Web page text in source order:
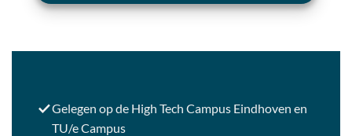
Gelegen op de High Tech Campus Eindhoven en
TU/e Campus